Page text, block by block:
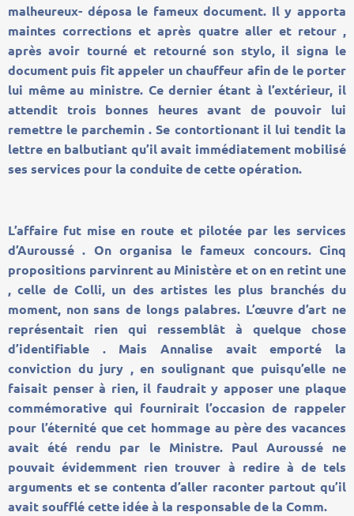
malheureux- déposa le fameux document. Il y apporta
maintes corrections et après quatre aller et retour ,
après avoir tourné et retourné son stylo, il signa le
document puis fit appeler un chauffeur afin de le porter
lui même au ministre. Ce dernier étant à l’extérieur, il
attendit trois bonnes heures avant de pouvoir lui
remettre le parchemin . Se contortionant il lui tendit la
lettre en balbutiant qu’il avait immédiatement mobilisé
ses services pour la conduite de cette opération.
L’affaire fut mise en route et pilotée par les services
d’Auroussé . On organisa le fameux concours. Cinq
propositions parvinrent au Ministère et on en retint une
, celle de Colli, un des artistes les plus branchés du
moment, non sans de longs palabres. L’œuvre d’art ne
représentait rien qui ressemblât à quelque chose
d’identifiable . Mais Annalise avait emporté la
conviction du jury , en soulignant que puisqu’elle ne
faisait penser à rien, il faudrait y apposer une plaque
commémorative qui fournirait l’occasion de rappeler
pour l’éternité que cet hommage au père des vacances
avait été rendu par le Ministre. Paul Auroussé ne
pouvait évidemment rien trouver à redire à de tels
arguments et se contenta d’aller raconter partout qu’il
avait soufflé cette idée à la responsable de la Comm.